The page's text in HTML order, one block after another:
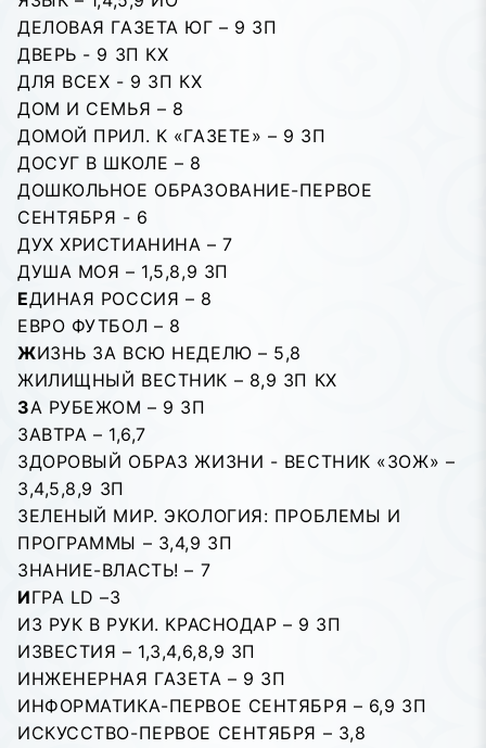
ДЕЛОВАЯ ГАЗЕТА ЮГ – 9 ЗП
ДВЕРЬ - 9 ЗП КХ
ДЛЯ ВСЕХ - 9 ЗП КХ
ДОМ И СЕМЬЯ – 8
ДОМОЙ ПРИЛ. К «ГАЗЕТЕ» – 9 ЗП
ДОСУГ В ШКОЛЕ – 8
ДОШКОЛЬНОЕ ОБРАЗОВАНИЕ-ПЕРВОЕ
СЕНТЯБРЯ - 6
ДУХ ХРИСТИАНИНА – 7
ДУША МОЯ – 1,5,8,9 ЗП
ЕДИНАЯ РОССИЯ – 8
ЕВРО ФУТБОЛ – 8
ЖИЗНЬ ЗА ВСЮ НЕДЕЛЮ – 5,8
ЖИЛИЩНЫЙ ВЕСТНИК – 8,9 ЗП КХ
ЗА РУБЕЖОМ – 9 ЗП
ЗАВТРА – 1,6,7
ЗДОРОВЫЙ ОБРАЗ ЖИЗНИ - ВЕСТНИК «ЗОЖ» –
3,4,5,8,9 ЗП
ЗЕЛЕНЫЙ МИР. ЭКОЛОГИЯ: ПРОБЛЕМЫ И
ПРОГРАММЫ – 3,4,9 ЗП
ЗНАНИЕ-ВЛАСТЬ! – 7
ИГРА LD –3
ИЗ РУК В РУКИ. КРАСНОДАР – 9 ЗП
ИЗВЕСТИЯ – 1,3,4,6,8,9 ЗП
ИНЖЕНЕРНАЯ ГАЗЕТА – 9 ЗП
ИНФОРМАТИКА-ПЕРВОЕ СЕНТЯБРЯ – 6,9 ЗП
ИСКУССТВО-ПЕРВОЕ СЕНТЯБРЯ – 3,8